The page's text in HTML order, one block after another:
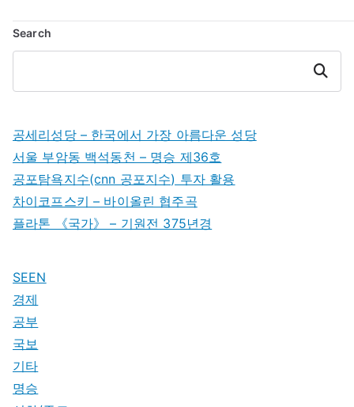
Search
Search
공세리성당 – 한국에서 가장 아름다운 성당
서울 부암동 백석동천 – 명승 제36호
공포탐욕지수(cnn 공포지수) 투자 활용
차이코프스키 – 바이올린 협주곡
플라톤 《국가》 – 기원전 375년경
SEEN
경제
공부
국보
기타
명승